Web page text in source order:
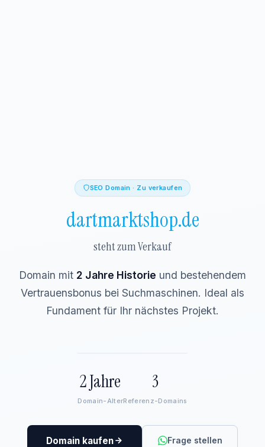
SEO Domain · Zu verkaufen
dartmarktshop.de
steht zum Verkauf
Domain mit 2 Jahre Historie und bestehendem
Vertrauensbonus bei Suchmaschinen. Ideal als
Fundament für Ihr nächstes Projekt.
2 Jahre
Domain-Alter
3
Referenz-Domains
Domain kaufen Frage stellen